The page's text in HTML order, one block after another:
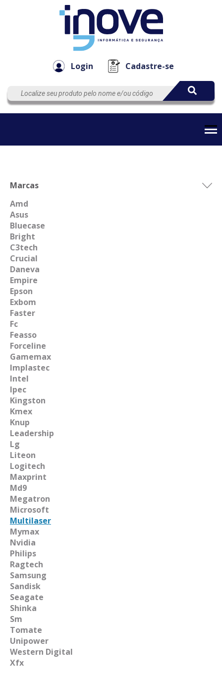
Login Cadastre-se
EmpresaAutomação
Marcas
Amd
Asus
Bluecase
Bright
C3tech
Crucial
Daneva
Empire
Epson
Exbom
Faster
Fc
Feasso
Forceline
Gamemax
Implastec
Intel
Ipec
Kingston
Kmex
Knup
Leadership
Lg
Liteon
Logitech
Maxprint
Md9
Megatron
Microsoft
Multilaser
Mymax
Nvidia
Philips
Ragtech
Samsung
Sandisk
Seagate
Shinka
Sm
Tomate
Unipower
Western Digital
Xfx